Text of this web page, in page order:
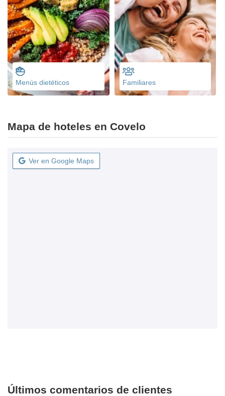
Menús dietéticos Familiares
Mapa de hoteles en Covelo
Ver en Google Maps
Últimos comentarios de clientes